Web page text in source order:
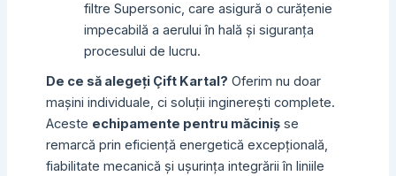
filtre Supersonic, care asigură o curățenie
impecabilă a aerului în hală și siguranța
procesului de lucru.
De ce să alegeți Çift Kartal? Oferim nu doar
mașini individuale, ci soluții inginerești complete.
Aceste echipamente pentru măcinișse
remarcă prin eficiență energetică excepțională,
fiabilitate mecanică și ușurința integrării în liniile